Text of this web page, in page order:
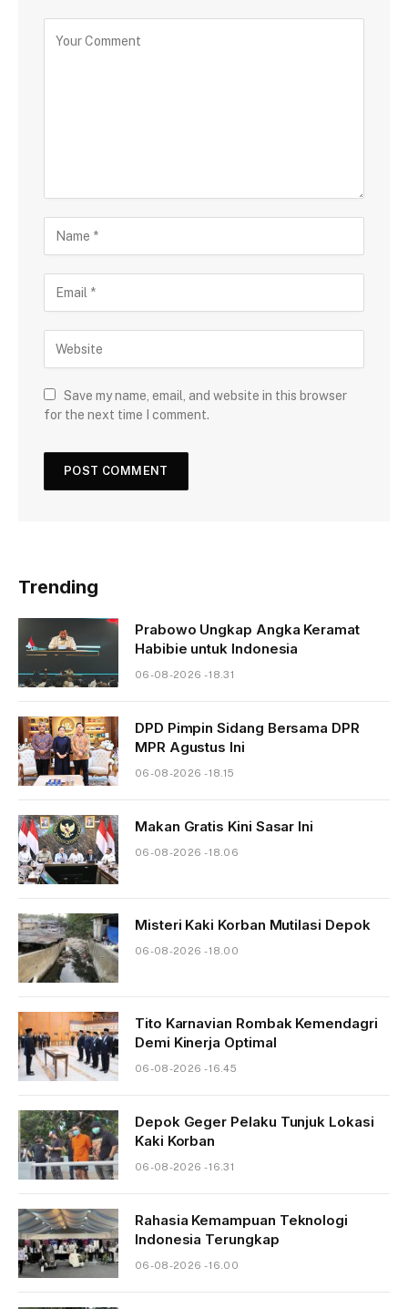
Save my name, email, and website in this browser
for the next time I comment.
Trending
Prabowo Ungkap Angka Keramat
Habibie untuk Indonesia
06-08-2026 - 18.31
DPD Pimpin Sidang Bersama DPR
MPR Agustus Ini
06-08-2026 - 18.15
Makan Gratis Kini Sasar Ini
06-08-2026 - 18.06
Misteri Kaki Korban Mutilasi Depok
06-08-2026 - 18.00
Tito Karnavian Rombak Kemendagri
Demi Kinerja Optimal
06-08-2026 - 16.45
Depok Geger Pelaku Tunjuk Lokasi
Kaki Korban
06-08-2026 - 16.31
Rahasia Kemampuan Teknologi
Indonesia Terungkap
06-08-2026 - 16.00